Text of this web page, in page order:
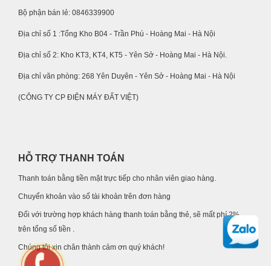
Bộ phận bán lẻ: 0846339900
Địa chỉ số 1 :Tổng Kho B04 - Trần Phú - Hoàng Mai - Hà Nội
Địa chỉ số 2: Kho KT3, KT4, KT5 - Yên Sở - Hoàng Mai - Hà Nội.
Địa chỉ văn phòng: 268 Yên Duyên - Yên Sở - Hoàng Mai - Hà Nội
(CÔNG TY CP ĐIỆN MÁY ĐẤT VIỆT)
HỖ TRỢ THANH TOÁN
Thanh toán bằng tiền mặt trực tiếp cho nhân viên giao hàng.
Chuyển khoản vào số tài khoản trên đơn hàng
Đối với trường hợp khách hàng thanh toán bằng thẻ, sẽ mất phí 2%
trên tổng số tiền .
Chúng tôi xin chân thành cảm ơn quý khách!